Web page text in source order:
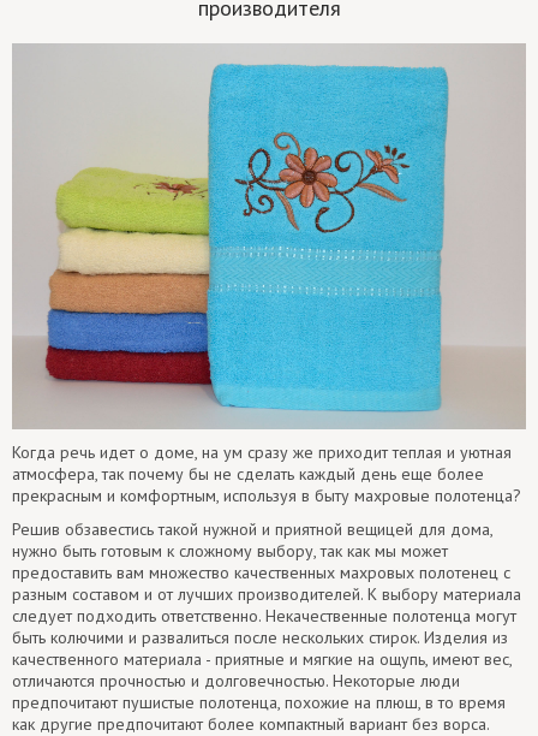
производителя
Когда речь идет о доме, на ум сразу же приходит теплая и уютная
атмосфера, так почему бы не сделать каждый день еще более
прекрасным и комфортным, используя в быту махровые полотенца?
Решив обзавестись такой нужной и приятной вещицей для дома,
нужно быть готовым к сложному выбору, так как мы может
предоставить вам множество качественных махровых полотенец с
разным составом и от лучших производителей. К выбору материала
следует подходить ответственно. Некачественные полотенца могут
быть колючими и развалиться после нескольких стирок. Изделия из
качественного материала - приятные и мягкие на ощупь, имеют вес,
отличаются прочностью и долговечностью. Некоторые люди
предпочитают пушистые полотенца, похожие на плюш, в то время
как другие предпочитают более компактный вариант без ворса.